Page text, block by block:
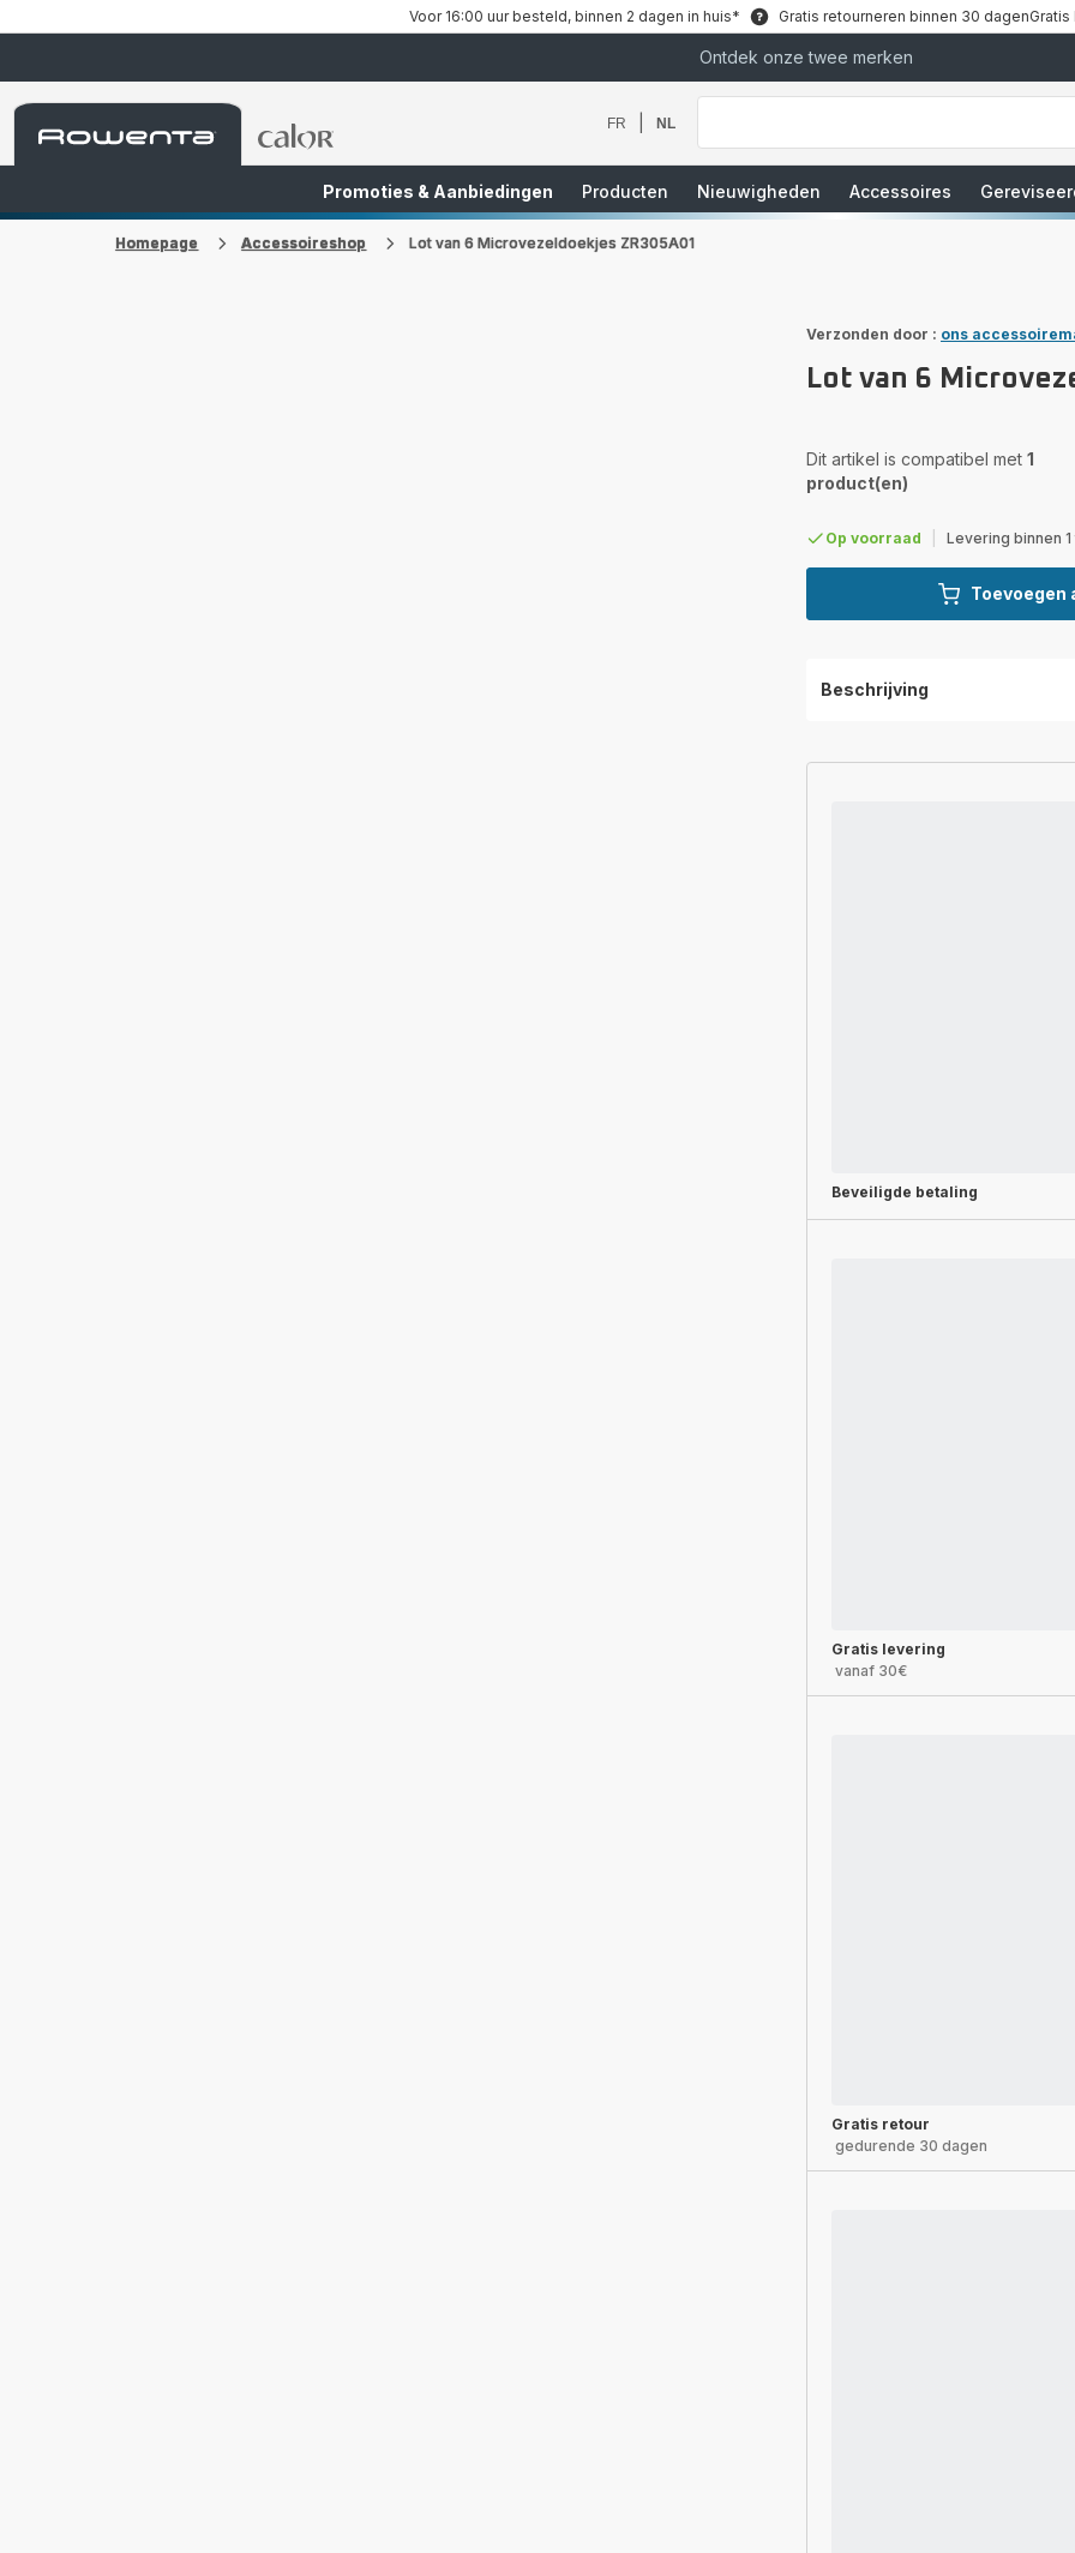
Voor 16:00 uur besteld, binnen 2 dagen in huis* Gratis retourneren binnen 30 dagen
Ontdek onze twee merken
Rowenta-
startpagina
Rowenta-
FR NL
Waar
bent
Promoties & Aanbiedingen Producten Nieuwigheden Accessoires
Homepage Accessoireshop Lot van 6 Microvezeldoekjes ZR305A01
Verzonden door : ons
Lot van 6
Dit artikel is compatibel met 1
product(en)
Op voorraad Levering binnen
Toevoegen
Beschrijving
Beveiligde betaling
Gratis levering
vanaf 30€
Gratis retour
gedurende 30 dagen